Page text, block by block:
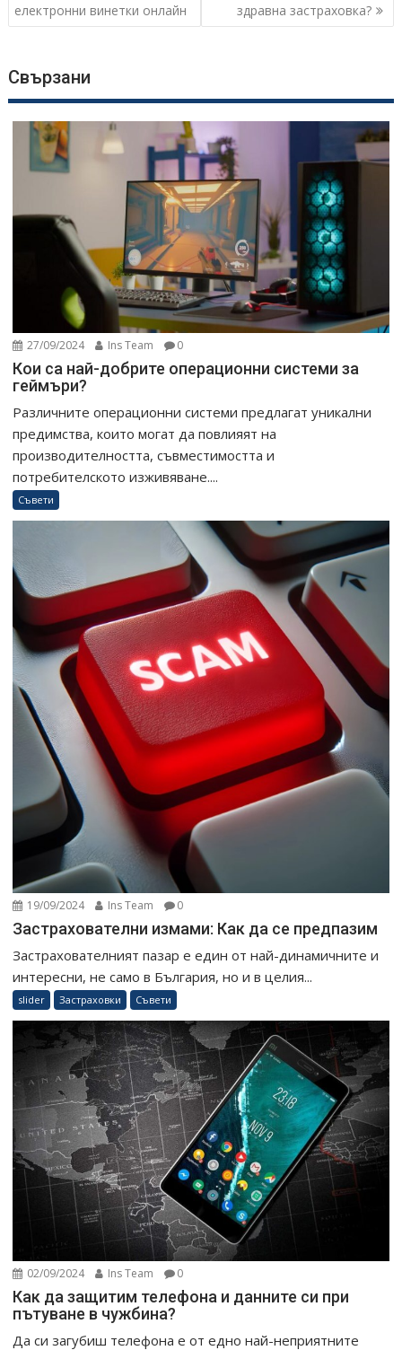
електронни винетки онлайн
здравна застраховка?
Свързани
27/09/2024 Ins Team 0
Кои са най-добрите операционни системи за
геймъри?
Различните операционни системи предлагат уникални
предимства, които могат да повлияят на
производителността, съвместимостта и
потребителското изживяване....
Съвети
19/09/2024 Ins Team 0
Застрахователни измами: Как да се предпазим
Застрахователният пазар е един от най-динамичните и
интересни, не само в България, но и в целия...
slider Застраховки Съвети
02/09/2024 Ins Team 0
Как да защитим телефона и данните си при
пътуване в чужбина?
Да си загубиш телефона е от едно най-неприятните